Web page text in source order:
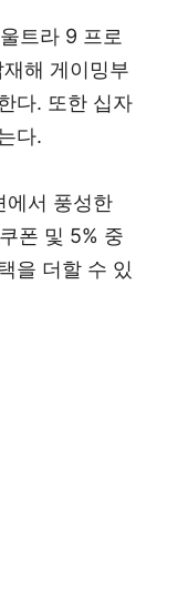
트라 9 프로
해 게이밍부
다. 또한 십자
다.
에서 풍성한
폰 및 5% 중
을 더할 수 있